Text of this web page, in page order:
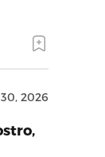
2026